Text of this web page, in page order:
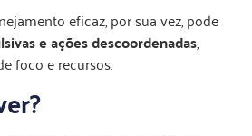
eficaz, por sua vez, pode
e ações descoordenadas,
foco e recursos.